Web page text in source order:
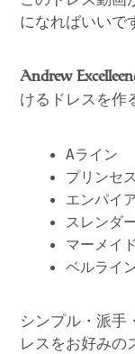
になればいいで
Andrew Excelleen
けるドレスを作
Aライン
プリンセ
エンパイ
スレンダ
マーメイ
ベルライ
シンプル・派手
レスをお好みの